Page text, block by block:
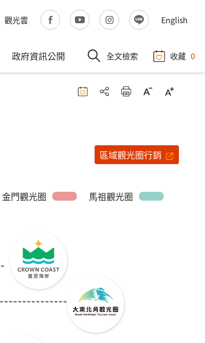
觀光雲 English
政府資訊公開 全文檢索 收藏 0
區域觀光圈行銷
金門觀光圈 馬祖觀光圈